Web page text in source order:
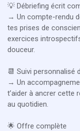
💡 Débriefing écrit
→ Un compte-rendu
tes prises de
exercices
douceur.
📆 Suivi personnalisé
→ Un
t’aider à ancrer cette
au quotidien.
🌟 Offre complète